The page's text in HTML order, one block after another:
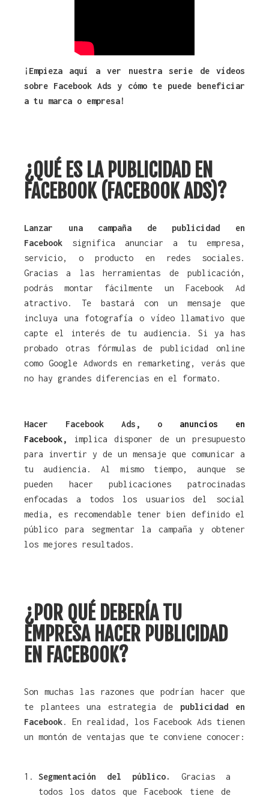
¡Empieza aquí a ver nuestra serie de vídeos
sobre Facebook Ads y cómo te puede beneficiar
a tu marca o empresa!
¿QUÉ ES LA PUBLICIDAD EN
FACEBOOK (FACEBOOK ADS)?
Lanzar una campaña de publicidad en
Facebook significa anunciar a tu empresa,
servicio, o producto en redes sociales.
Gracias a las herramientas de publicación,
podrás montar fácilmente un Facebook Ad
atractivo. Te bastará con un mensaje que
incluya una fotografía o vídeo llamativo que
capte el interés de tu audiencia. Si ya has
probado otras fórmulas de publicidad online
como Google Adwords en remarketing, verás que
no hay grandes diferencias en el formato.
Hacer Facebook Ads, o anuncios en
Facebook,
implica disponer de un presupuesto
para invertir y de un mensaje que comunicar a
tu audiencia. Al mismo tiempo, aunque se
pueden hacer publicaciones patrocinadas
enfocadas a todos los usuarios del social
media, es recomendable tener bien definido el
público para segmentar la campaña y obtener
los mejores resultados.
¿POR QUÉ DEBERÍA TU
EMPRESA HACER PUBLICIDAD
EN FACEBOOK?
Son muchas las razones que podrían hacer que
te plantees una estrategia de publicidad en
Facebook. En realidad, los Facebook Ads tienen
un montón de ventajas que te conviene conocer:
Segmentación del público. Gracias a
todos los datos que Facebook tiene de